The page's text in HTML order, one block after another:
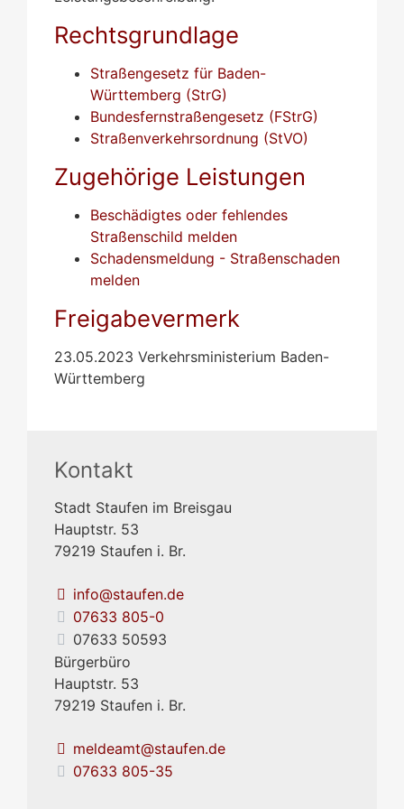
Rechtsgrundlage
Straßengesetz für Baden-
Württemberg (StrG)
Bundesfernstraßengesetz (FStrG)
Straßenverkehrsordnung (StVO)
Zugehörige Leistungen
Beschädigtes oder fehlendes
Straßenschild melden
Schadensmeldung - Straßenschaden
melden
Freigabevermerk
23.05.2023 Verkehrsministerium Baden-
Württemberg
Kontakt
Stadt Staufen im Breisgau
Hauptstr. 53
79219 Staufen i. Br.
info@staufen.de
07633 805-0
07633 50593
Bürgerbüro
Hauptstr. 53
79219 Staufen i. Br.
meldeamt@staufen.de
07633 805-35